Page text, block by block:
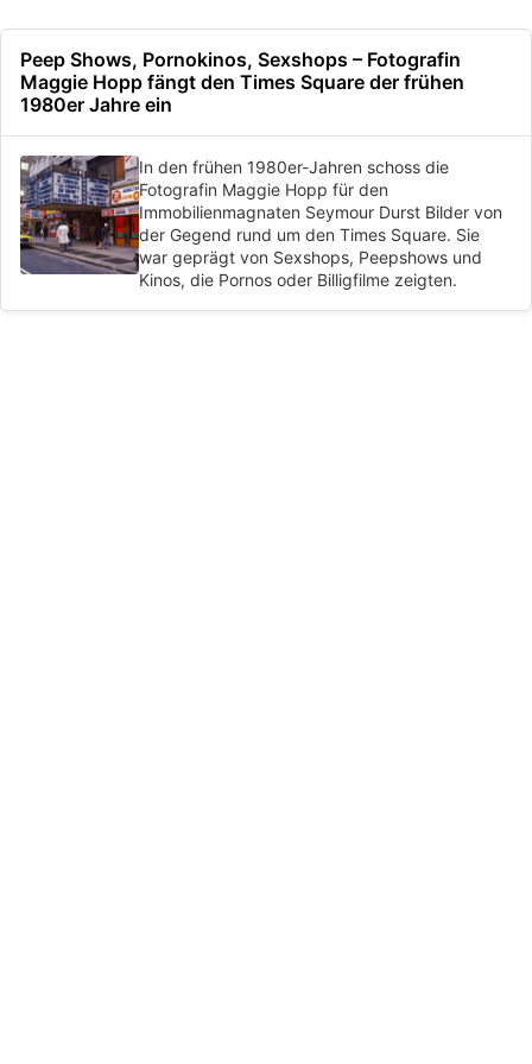
Peep Shows, Pornokinos, Sexshops – Fotografin
Maggie Hopp fängt den Times Square der frühen
1980er Jahre ein
In den frühen 1980er-Jahren schoss die
Fotografin Maggie Hopp für den
Immobilienmagnaten Seymour Durst Bilder von
der Gegend rund um den Times Square. Sie
war geprägt von Sexshops, Peepshows und
Kinos, die Pornos oder Billigfilme zeigten.